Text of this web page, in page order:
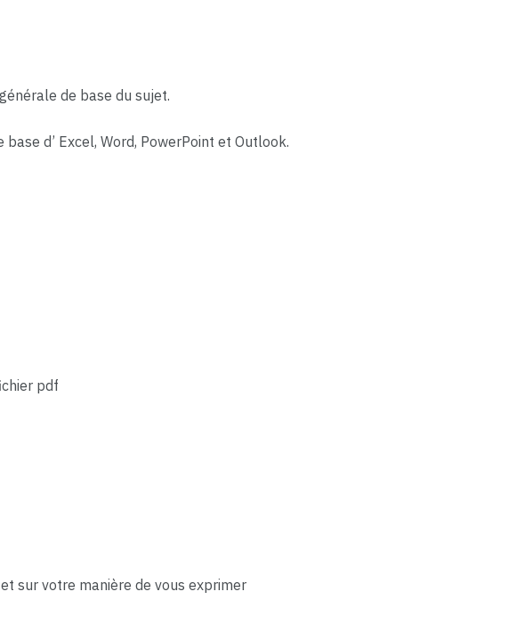
de base du sujet.
d’ Excel, Word, PowerPoint et Outlook.
pdf
sur votre manière de vous exprimer